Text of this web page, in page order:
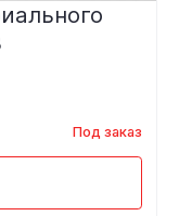
Под заказ